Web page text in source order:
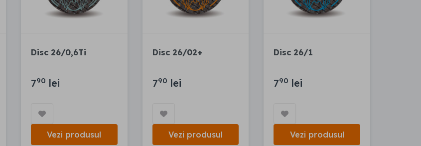
Disc 26/0,6Ti
790 lei
Vezi produsul
Disc 26/02+
790 lei
Vezi produsul
Disc 26/1
790 lei
Vezi produsul